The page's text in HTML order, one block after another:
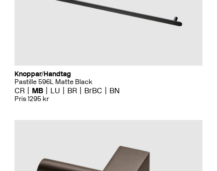
Knoppar/Handtag
Pastille 596L Matte Black
CR MB LU BR BrBC BN
Pris 1295 kr